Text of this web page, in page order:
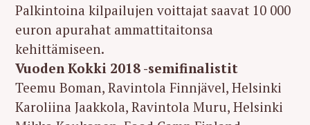
Palkintoina kilpailujen voittajat saavat 10 000
euron apurahat ammattitaitonsa
kehittämiseen.
Vuoden Kokki 2018 -semifinalistit
Teemu Boman, Ravintola Finnjävel, Helsinki
Karoliina Jaakkola, Ravintola Muru, Helsinki